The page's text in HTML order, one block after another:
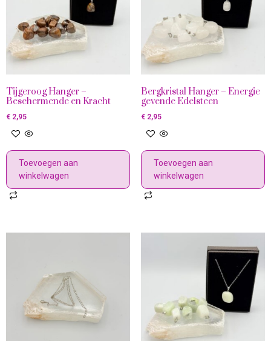
Tijgeroog Hanger –
Beschermende en Kracht
€ 2,95
Toevoegen aan
winkelwagen
Bergkristal Hanger – Energie
gevende Edelsteen
€2,95
Toevoegen aan
winkelwagen